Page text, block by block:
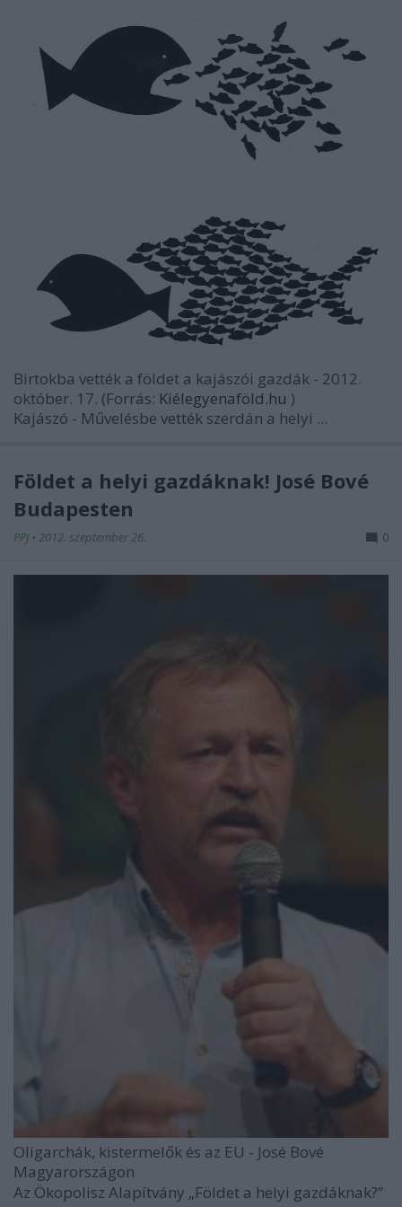
Birtokba vették a földet a kajászói gazdák - 2012.
október. 17. (Forrás: Kiélegyenaföld.hu )
Kajászó - Művelésbe vették szerdán a helyi ...
Földet a helyi gazdáknak! José Bové
Budapesten
PPJ • 2012. szeptember 26. 0
Oligarchák, kistermelők és az EU - José Bové
Magyarországon
Az Ökopolisz Alapítvány „Földet a helyi gazdáknak?”